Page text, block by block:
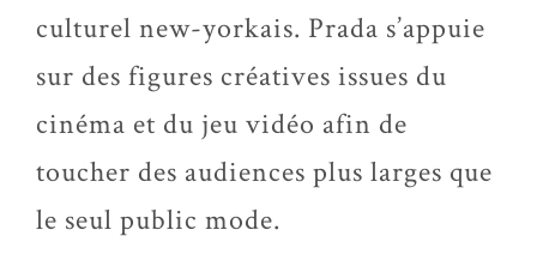
culturel new-yorkais. Prada s’appuie
sur des figures créatives issues du
cinéma et du jeu vidéo afin de
toucher des audiences plus larges que
le seul public mode.